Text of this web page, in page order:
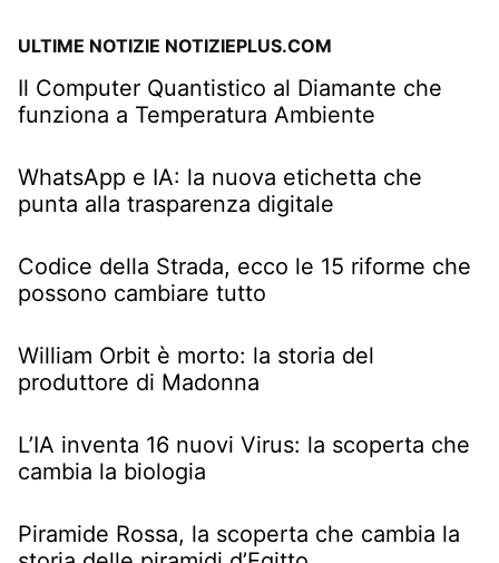
ULTIME NOTIZIE NOTIZIEPLUS.COM
Il Computer Quantistico al Diamante che
funziona a Temperatura Ambiente
WhatsApp e IA: la nuova etichetta che
punta alla trasparenza digitale
Codice della Strada, ecco le 15 riforme che
possono cambiare tutto
William Orbit è morto: la storia del
produttore di Madonna
L’IA inventa 16 nuovi Virus: la scoperta che
cambia la biologia
Piramide Rossa, la scoperta che cambia la